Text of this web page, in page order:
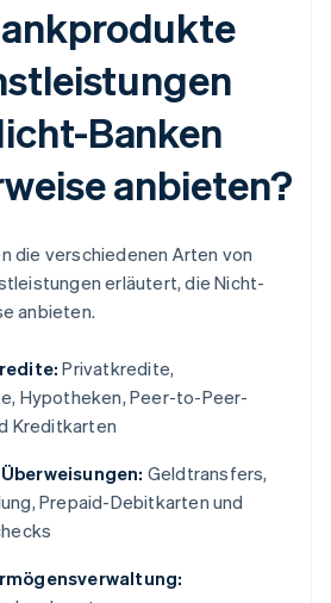
Banken
anbieten?
die verschiedenen Arten von
erläutert, die Nicht-
anbieten.
Privatkredite,
Hypotheken, Peer-to-Peer-
Kreditkarten
Geldtransfers,
Prepaid-Debitkarten und